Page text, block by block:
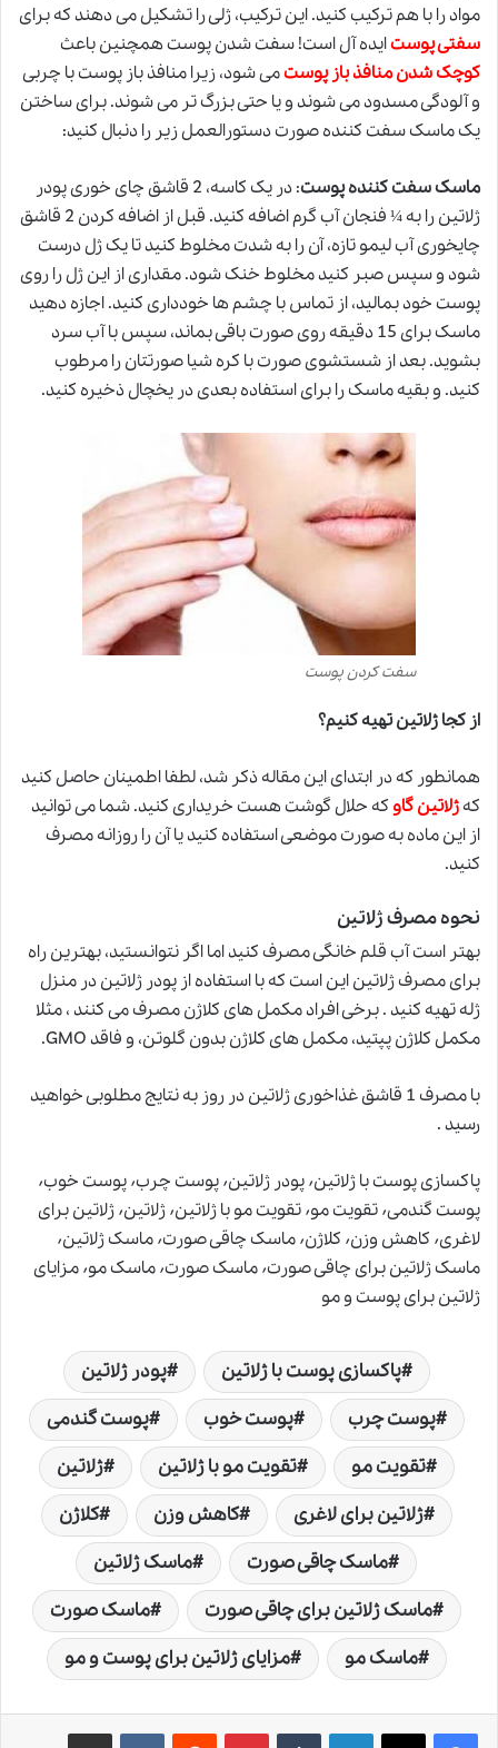
مواد را با هم ترکیب کنید. این ترکیب، ژلی را تشکیل می دهند که برای
سفتی پوستایده آل است! سفت شدن پوست همچنین باعث
کوچک شدن منافذ باز پوستمی شود، زیرا منافذ باز پوست با چربی
و آلودگی مسدود می شوند و یا حتی بزرگ تر می شوند. برای ساختن
یک ماسک سفت کننده صورت دستورالعمل زیر را دنبال کنید:
ماسک سفت کننده پوست
: در یک کاسه، 2 قاشق چای خوری پودر
ژلاتین را به ¼ فنجان آب گرم اضافه کنید. قبل از اضافه کردن 2 قاشق
چایخوری آب لیمو تازه، آن را به شدت مخلوط کنید تا یک ژل درست
شود و سپس صبر کنید مخلوط خنک شود. مقداری از این ژل را روی
پوست خود بمالید، از تماس با چشم ها خودداری کنید. اجازه دهید
ماسک برای 15 دقیقه روی صورت باقی بماند، سپس با آب سرد
بشوید. بعد از شستشوی صورت با کره شیا صورتتان را مرطوب
کنید. و بقیه ماسک را برای استفاده بعدی در یخچال ذخیره کنید.
سفت کردن پوست
از کجا ژلاتین تهیه کنیم؟
همانطور که در ابتدای این مقاله ذکر شد، لطفا اطمینان حاصل کنید
کهژلاتین گاو که حلال گوشت هست خریداری کنید. شما می توانید
از این ماده به صورت موضعی استفاده کنید یا آن را روزانه مصرف
کنید.
نحوه مصرف ژلاتین
بهتر است آب قلم خانگی مصرف کنید اما اگر نتوانستید، بهترین راه
برای مصرف ژلاتین این است که با استفاده از پودر ژلاتین در منزل
ژله تهیه کنید . برخی افراد مکمل های کلاژن مصرف می کنند ، مثلا
مکمل کلاژن پپتید، مکمل های کلاژن بدون گلوتن، و فاقد GMO.
با مصرف 1 قاشق غذاخوری ژلاتین در روز به نتایج مطلوبی خواهید
رسید .
پاکسازی پوست با ژلاتین٬ پودر ژلاتین٬ پوست چرب٬ پوست خوب٬
پوست گندمی٬ تقویت مو٬ تقویت مو با ژلاتین٬ ژلاتین٬ ژلاتین برای
لاغری٬ کاهش وزن٬ کلاژن٬ ماسک چاقی صورت٬ ماسک ژلاتین٬
ماسک ژلاتین برای چاقی صورت٬ ماسک صورت٬ ماسک مو٬ مزایای
ژلاتین برای پوست و مو
پاکسازی پوست با ژلاتین
پودر ژلاتین
پوست چرب
پوست خوب
پوست گندمی
تقویت مو
تقویت مو با ژلاتین
ژلاتین
ژلاتین برای لاغری
کاهش وزن
کلاژن
ماسک چاقی صورت
ماسک ژلاتین
ماسک ژلاتین برای چاقی صورت
ماسک صورت
ماسک مو
مزایای ژلاتین برای پوست و مو
لینکدین ‫تامبلر ‫پین‌ترست‫رددیت ‫VKontakteاشتراک گذاری از طریق ایمیل